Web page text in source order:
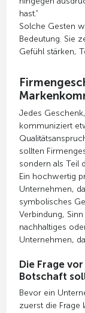
hast.“
Solche Gesten
Bedeutung. Sie
Gefühl stärken,
Jedes
kommuniziert
sollten
sondern als Teil
Ein hochwertig
Unternehmen,
symbolisches
Verbindung,
nachhaltiges
Unternehmen,
Die Frage
Botschaft
Bevor ein
zuerst die Frage